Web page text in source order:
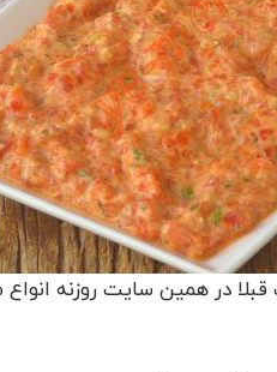
در همین سایت روزنه انواع